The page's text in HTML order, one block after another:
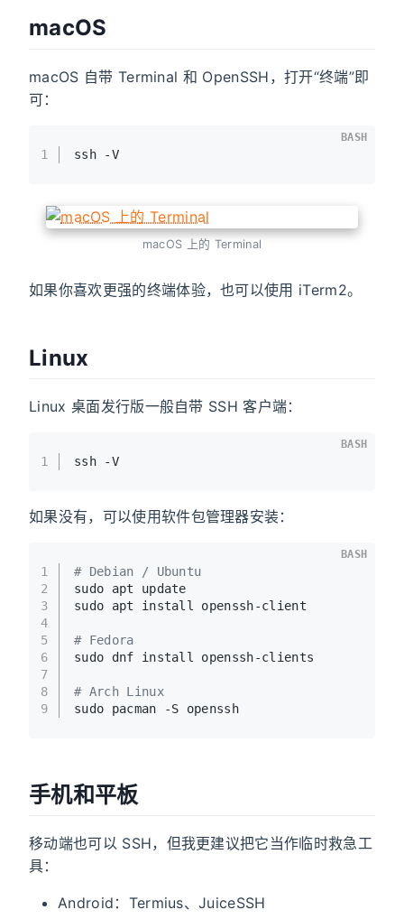
macOS
macOS 自带 Terminal 和 OpenSSH，打开“终端”即
可：
1 ssh -V
BASH
macOS 上的 Terminal
如果你喜欢更强的终端体验，也可以使用 iTerm2。
Linux
Linux 桌面发行版一般自带 SSH 客户端：
1 ssh -V
BASH
如果没有，可以使用软件包管理器安装：
1
2
3
4
5
6
7
8
9
# Debian / Ubuntu
sudo apt update
sudo apt install openssh-client
# Fedora
sudo dnf install openssh-clients
# Arch Linux
sudo pacman -S openssh
BASH
手机和平板
移动端也可以 SSH，但我更建议把它当作临时救急工
具：
Android：Termius、JuiceSSH